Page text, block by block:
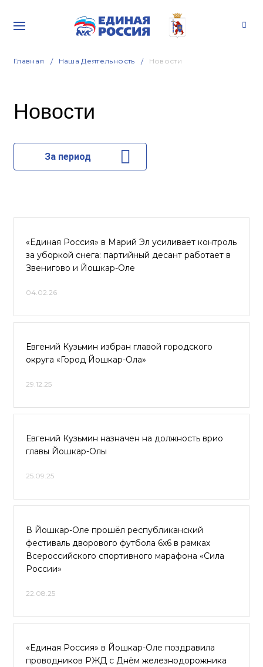
Главная Наша Деятельность Новости
Новости
За период
«Единая Россия» в Марий Эл усиливает контроль
за уборкой снега: партийный десант работает в
Звенигово и Йошкар-Оле
04.02.26
Евгений Кузьмин избран главой городского
округа «Город Йошкар-Ола»
29.12.25
Евгений Кузьмин назначен на должность врио
главы Йошкар-Олы
25.09.25
В Йошкар-Оле прошёл республиканский
фестиваль дворового футбола 6x6 в рамках
Всероссийского спортивного марафона «Сила
России»
22.08.25
«Единая Россия» в Йошкар-Оле поздравила
проводников РЖД с Днём железнодорожника